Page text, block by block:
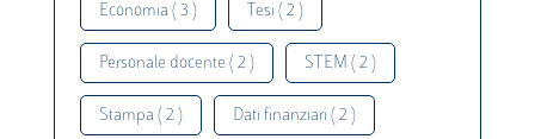
Economia ( 3 ) Tesi ( 2 )
Personale docente ( 2 ) STEM ( 2 )
Stampa ( 2 ) Dati finanziari ( 2 )